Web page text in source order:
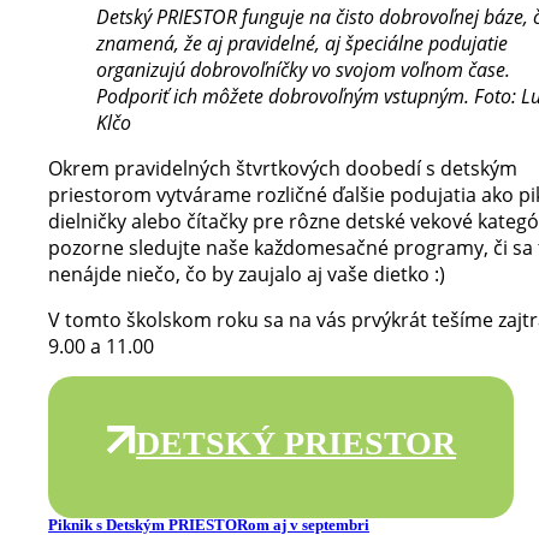
Detský PRIESTOR funguje na čisto dobrovoľnej báze,
znamená, že aj pravidelné, aj špeciálne podujatie
organizujú dobrovoľníčky vo svojom voľnom čase.
Podporiť ich môžete dobrovoľným vstupným. Foto:
Klčo
Okrem pravidelných štvrtkových doobedí s detským
priestorom vytvárame rozličné ďalšie podujatia ako
dielničky alebo čítačky pre rôzne detské vekové
pozorne sledujte naše každomesačné programy, či
nenájde niečo, čo by zaujalo aj vaše dietko :)
V tomto školskom roku sa na vás prvýkrát tešíme
9.00 a 11.00
DETSKÝ PRIESTOR
Piknik s Detským PRIESTORom aj v septembri